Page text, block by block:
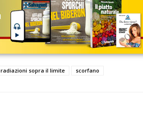
radiazioni sopra il limite scorfano